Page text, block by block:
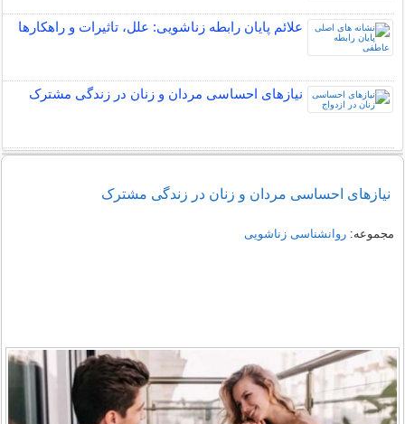
علائم پایان رابطه زناشویی: علل، تاثیرات و راهکارها
نیازهای احساسی مردان و زنان در زندگی مشترک
نیازهای احساسی مردان و زنان در زندگی مشترک
مجموعه:روانشناسی زناشویی